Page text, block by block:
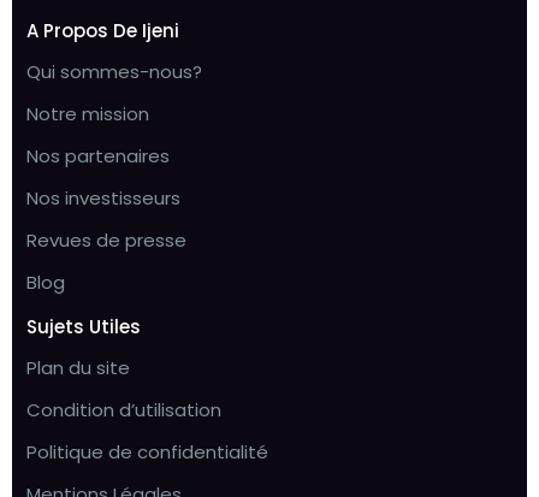
A Propos De Ijeni
Qui sommes-nous?
Notre mission
Nos partenaires
Nos investisseurs
Revues de presse
Blog
Sujets Utiles
Plan du site
Condition d’utilisation
Politique de confidentialité